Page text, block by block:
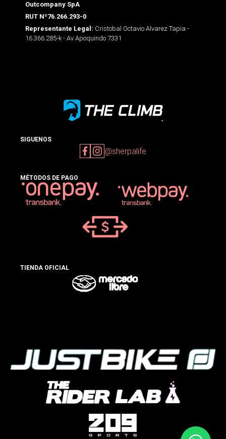
Outcompany SpA
RUT Nº76.266.293-0
Representante Legal: Cristobal Octavio Alvarez Tapia -
16.366.285-k - Av Apoquindo 7331
SIGUENOS
@sherpalife
MÉTODOS DE PAGO
TIENDA OFICIAL